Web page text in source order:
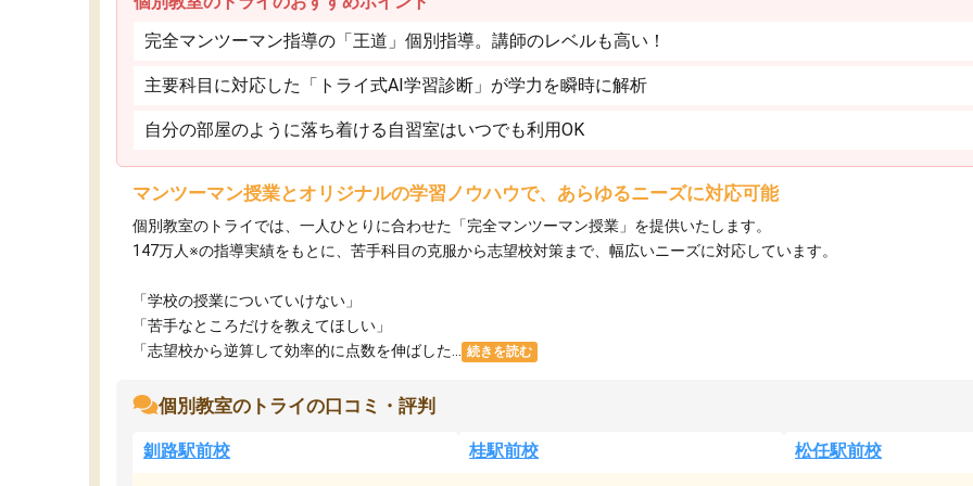
完全マンツーマン指導の「王道」個別指導。講師のレベルも高い！
主要科目に対応した「トライ式AI学習診断」が学力を瞬時に解析
自分の部屋のように落ち着ける自習室はいつでも利用OK
マンツーマン授業とオリジナルの学習ノウハウで、あらゆるニーズに対応可能
個別教室のトライでは、一人ひとりに合わせた「完全マンツーマン授業」を提供いたします。​
147万人※の指導実績をもとに、苦手科目の克服から志望校対策まで、幅広いニーズに対応しています。​
「学校の授業についていけない」​
「苦手なところだけを教えてほしい」​
「志望校から逆算して効率的に点数を伸ばした...
続きを読む
個別教室のトライの口コミ・評判
釧路駅前校 桂駅前校 松任駅前校